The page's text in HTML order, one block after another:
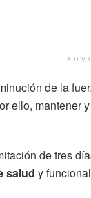
de la
ello,
de tres
salud y